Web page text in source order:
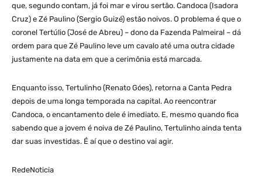
que, segundo contam, já foi mar e virou sertão. Candoca (Isadora
Cruz) e Zé Paulino (Sergio Guizé) estão noivos. O problema é que o
coronel Tertúlio (José de Abreu) – dono da Fazenda Palmeiral – dá
ordem para que Zé Paulino leve um cavalo até uma outra cidade
justamente na data em que a cerimônia está marcada.
Enquanto isso, Tertulinho (Renato Góes), retorna a Canta Pedra
depois de uma longa temporada na capital. Ao reencontrar
Candoca, o encantamento dele é imediato. E, mesmo quando fica
sabendo que a jovem é noiva de Zé Paulino, Tertulinho ainda tenta
dar suas investidas. É aí que o destino vai agir.
RedeNoticia